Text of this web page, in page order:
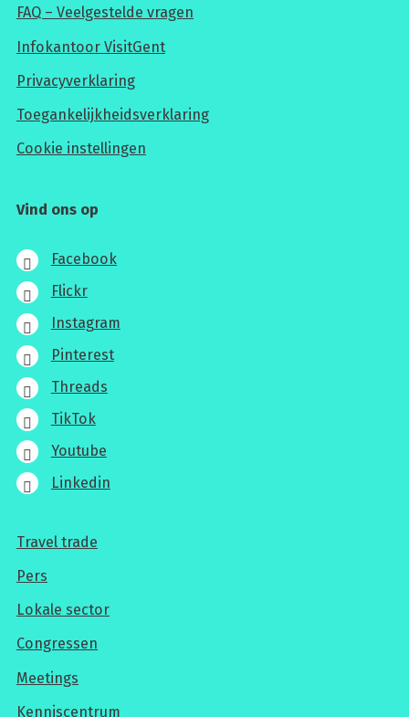
FAQ – Veelgestelde vragen
Infokantoor VisitGent
Privacyverklaring
Toegankelijkheidsverklaring
Cookie instellingen
Vind ons op
Facebook
Flickr
Instagram
Pinterest
Threads
TikTok
Youtube
Linkedin
Voor
professionals
Travel trade
Pers
Lokale sector
Congressen
Meetings
Kenniscentrum